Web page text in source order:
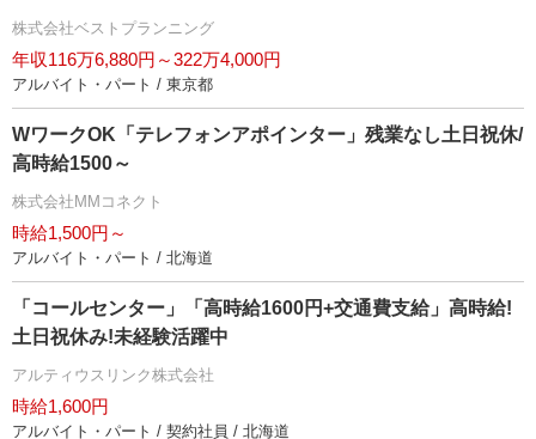
株式会社ベストプランニング
年収116万6,880円～322万4,000円
アルバイト・パート / 東京都
WワークOK「テレフォンアポインター」残業なし土日祝休/
高時給1500～
株式会社MMコネクト
時給1,500円～
アルバイト・パート / 北海道
「コールセンター」「高時給1600円+交通費支給」高時給!
土日祝休み!未経験活躍中
アルティウスリンク株式会社
時給1,600円
アルバイト・パート / 契約社員 / 北海道